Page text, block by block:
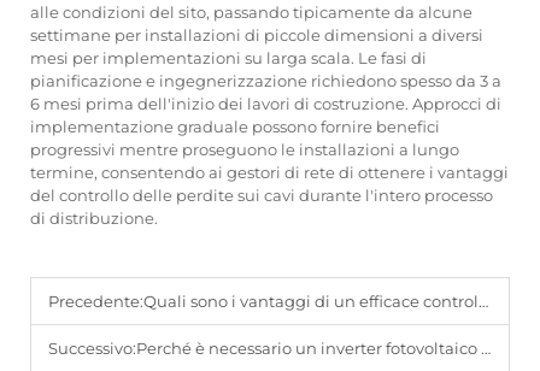
alle condizioni del sito, passando tipicamente da alcune
settimane per installazioni di piccole dimensioni a diversi
mesi per implementazioni su larga scala. Le fasi di
pianificazione e ingegnerizzazione richiedono spesso da 3 a
6 mesi prima dell'inizio dei lavori di costruzione. Approcci di
implementazione graduale possono fornire benefici
progressivi mentre proseguono le installazioni a lungo
termine, consentendo ai gestori di rete di ottenere i vantaggi
del controllo delle perdite sui cavi durante l'intero processo
di distribuzione.
Precedente:Quali sono i vantaggi di un efficace controllo delle perdite nei cavi nella distribuzione dell'energia?
Successivo:Perché è necessario un inverter fotovoltaico per i pannelli solari?